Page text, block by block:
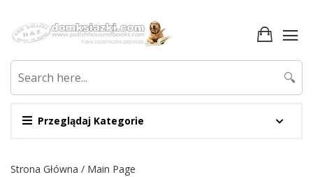
Przeglądaj Kategorie
🔍
Strona Główna / Main Page